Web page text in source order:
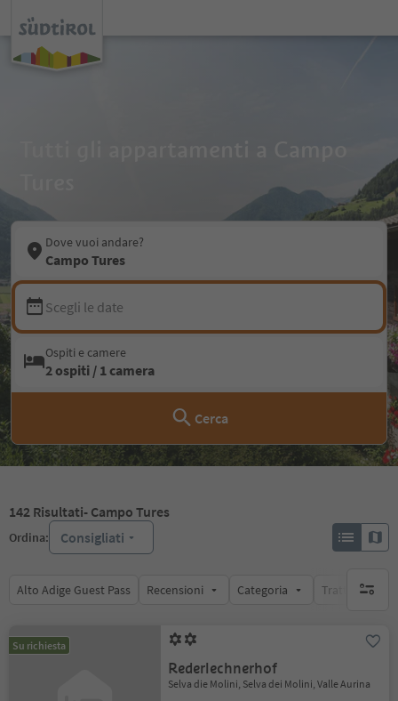
Dove vuoi andare?
Campo Tures
Scegli le date
Ospiti e camere
2 ospiti / 1 camera
Cerca
142 Risultati- Campo Tures
Ordina: Consigliati
Alto Adige Guest Pass Recensioni Categoria Trattamento
Su richiesta
Rederlechnerhof
Selva die Molini, Selva dei Molini, Valle Aurina